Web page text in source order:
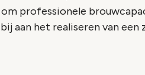
professionele
aan het realiseren van een